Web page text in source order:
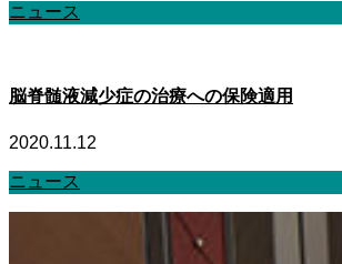
ニュース
脳脊髄液減少症の治療への保険適用
2020.11.12
ニュース